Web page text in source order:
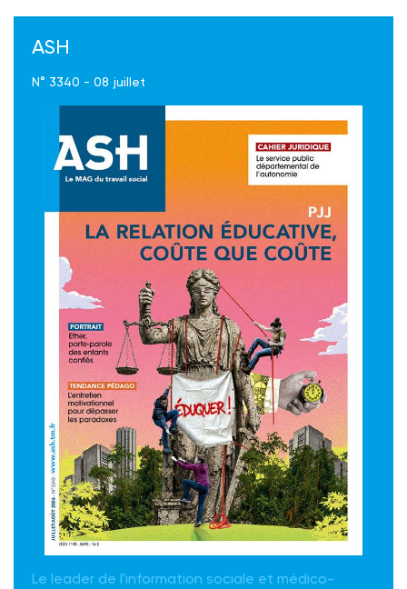
ASH
N° 3340 - 08 juillet
Le leader de l'information sociale et médico-